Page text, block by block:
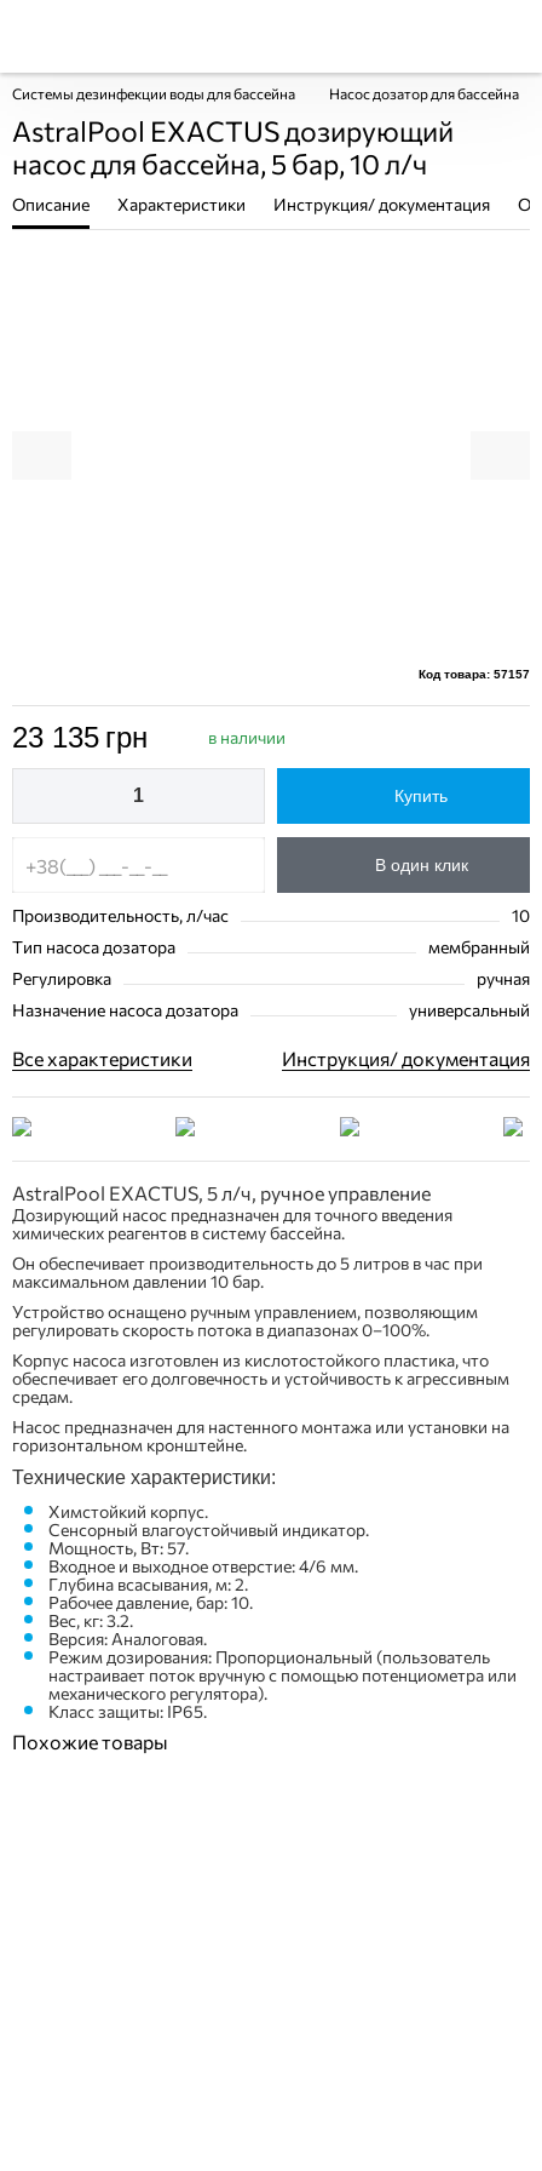
Системы дезинфекции воды для бассейна Насос дозатор для бассейна
AstralPool EXACTUS дозирующий
насос для бассейна, 5 бар, 10 л/ч
Описание Характеристики Инструкция/ документация
Код товара: 57157
23 135 грн в наличии
Купить
В один клик
Производительность, л/час
10
Тип насоса дозатора
мембранный
Регулировка
ручная
Назначение насоса дозатора
универсальный
Все характеристики Инструкция/ документация
AstralPool EXACTUS, 5 л/ч, ручное управление
Дозирующий насос предназначен для точного введения
химических реагентов в систему бассейна.
Он обеспечивает производительность до 5 литров в час при
максимальном давлении 10 бар.
Устройство оснащено ручным управлением, позволяющим
регулировать скорость потока в диапазонах 0–100%.
Корпус насоса изготовлен из кислотостойкого пластика, что
обеспечивает его долговечность и устойчивость к агрессивным
средам.
Насос предназначен для настенного монтажа или установки на
горизонтальном кронштейне.
Технические характеристики:
Химстойкий корпус.
Сенсорный влагоустойчивый индикатор.
Мощность, Вт: 57.
Входное и выходное отверстие: 4/6 мм.
Глубина всасывания, м: 2.
Рабочее давление, бар: 10.
Вес, кг: 3.2.
Версия: Аналоговая.
Режим дозирования: Пропорциональный (пользователь
настраивает поток вручную с помощью потенциометра или
механического регулятора).
Класс защиты: IP65.
Похожие товары